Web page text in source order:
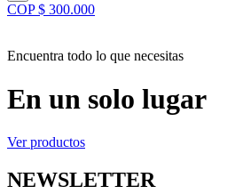
COP $ 300.000
Encuentra todo lo que necesitas
En un solo lugar
Ver productos
NEWSLETTER